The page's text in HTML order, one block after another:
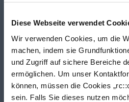
Diese Webseite verwendet
Wir verwenden Cookies, um die
machen, indem sie
und Zugriff auf sichere Bereiche
ermöglichen. Um unser
können, müssen die Cookies
sein. Falls Sie dieses nutzen